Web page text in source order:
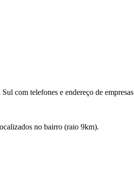
com telefones e endereço de empresas
no bairro (raio 9km).